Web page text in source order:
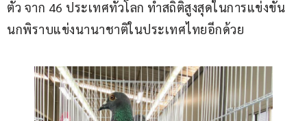
ตัว จาก 46 ประเทศทั่วโลก ทำสถิติสูงสุดในการแข่งขัน
นกพิราบแข่งนานาชาติในประเทศไทยอีกด้วย